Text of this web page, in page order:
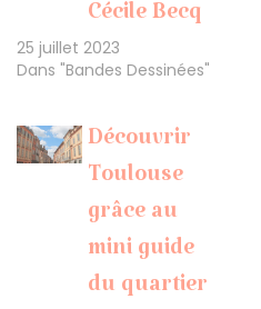
Cécile Becq
25 juillet 2023
Dans "Bandes Dessinées"
Découvrir
Toulouse
grâce au
mini guide
du quartier